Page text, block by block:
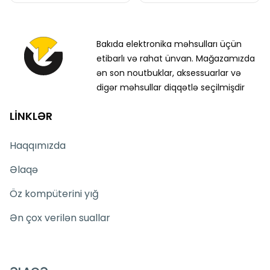
Bakıda elektronika məhsulları üçün
etibarlı və rahat ünvan. Mağazamızda
ən son noutbuklar, aksessuarlar və
digər məhsullar diqqətlə seçilmişdir
LİNKLƏR
Haqqımızda
Əlaqə
Öz kompüterini yığ
Ən çox verilən suallar